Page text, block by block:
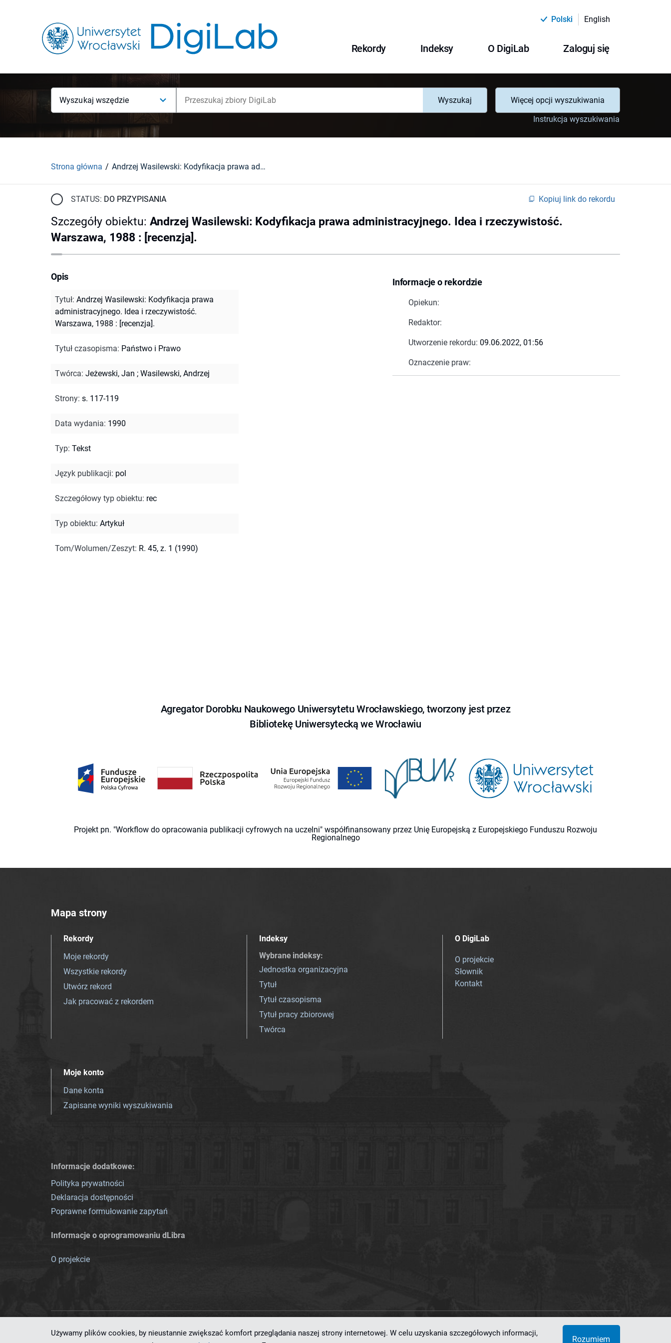
Polski English
Rekordy Indeksy O DigiLab Zaloguj się
Wyszukaj wszędzie Wyszukaj
Więcej opcji wyszukiwania
Instrukcja wyszukiwania
Strona główna Andrzej Wasilewski: Kodyfikacja prawa administracyjnego. Idea i rzeczywistość. Warszawa, 1988 : [recenzja].
STATUS: DO PRZYPISANIA Kopiuj link do rekordu
Szczegóły obiektu: Andrzej Wasilewski: Kodyfikacja prawa administracyjnego. Idea i rzeczywistość.
Warszawa, 1988 : [recenzja].
Informacje o rekordzie
Opiekun:
Redaktor:
Utworzenie rekordu: 09.06.2022, 01:56
Oznaczenie praw:
Opis
Tytuł: Andrzej Wasilewski: Kodyfikacja prawa
administracyjnego. Idea i rzeczywistość.
Warszawa, 1988 : [recenzja].
Tytuł czasopisma: Państwo i Prawo
Twórca: Jeżewski, Jan ; Wasilewski, Andrzej
Strony: s. 117-119
Data wydania: 1990
Typ: Tekst
Język publikacji: pol
Szczegółowy typ obiektu: rec
Typ obiektu: Artykuł
Tom/Wolumen/Zeszyt: R. 45, z. 1 (1990)
Agregator Dorobku Naukowego Uniwersytetu Wrocławskiego, tworzony jest przez
Bibliotekę Uniwersytecką we Wrocławiu
Projekt pn. "Workflow do opracowania publikacji cyfrowych na uczelni" współfinansowany przez Unię Europejską z Europejskiego Funduszu Rozwoju
Regionalnego
Mapa strony
Rekordy
Moje rekordy
Wszystkie rekordy
Utwórz rekord
Jak pracować z rekordem
Indeksy
Wybrane indeksy:
Jednostka organizacyjna
Tytuł
Tytuł czasopisma
Tytuł pracy zbiorowej
Twórca
O DigiLab
O projekcie
Słownik
Kontakt
Moje konto
Dane konta
Zapisane wyniki wyszukiwania
Informacje dodatkowe:
Polityka prywatności
Deklaracja dostępności
Poprawne formułowanie zapytań
Informacje o oprogramowaniu dLibra
O projekcie
Ten serwis działa dzięki oprogramowaniudLibra 7.0.0-SNAPSHOT opracowanemu przezPoznańskie Centrum Superkomputerowo-Sieciowe
Używamy plików cookies, by nieustannie zwiększać komfort przeglądania naszej strony internetowej. W celu uzyskania szczegółowych informacji,
Rozumiem